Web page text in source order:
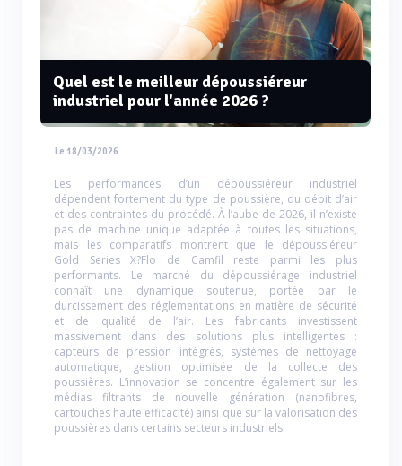
Quel est le meilleur dépoussiéreur
industriel pour l'année 2026 ?
Le 18/03/2026
Les performances d’un dépoussiéreur industriel
dépendent fortement du type de poussière, du débit d’air
et des contraintes du procédé. À l’aube de 2026, il n’existe
pas de machine unique adaptée à toutes les situations,
mais les comparatifs montrent que le dépoussiéreur
Gold Series X?Flo de Camfil reste parmi les plus
performants. Le marché du dépoussiérage industriel
connaît une dynamique soutenue, portée par le
durcissement des réglementations en matière de sécurité
et de qualité de l’air. Les fabricants investissent
massivement dans des solutions plus intelligentes :
capteurs de pression intégrés, systèmes de nettoyage
automatique, gestion optimisée de la collecte des
poussières. L’innovation se concentre également sur les
médias filtrants de nouvelle génération (nanofibres,
cartouches haute efficacité) ainsi que sur la valorisation des
poussières dans certains secteurs industriels.